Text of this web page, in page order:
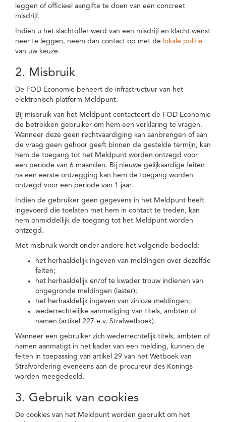
leggen of officieel aangifte te doen van een concreet
misdrijf.
Indien u het slachtoffer werd van een misdrijf en klacht wenst
neer te leggen, neem dan contact op met de lokale politie
van uw keuze.
2. Misbruik
De FOD Economie beheert de infrastructuur van het
elektronisch platform Meldpunt.
Bij misbruik van het Meldpunt contacteert de FOD Economie
de betrokken gebruiker om hem een verklaring te vragen.
Wanneer deze geen rechtvaardiging kan aanbrengen of aan
de vraag geen gehoor geeft binnen de gestelde termijn, kan
hem de toegang tot het Meldpunt worden ontzegd voor
een periode van 6 maanden. Bij nieuwe gelijkaardige feiten
na een eerste ontzegging kan hem de toegang worden
ontzegd voor een periode van 1 jaar.
Indien de gebruiker geen gegevens in het Meldpunt heeft
ingevoerd die toelaten met hem in contact te treden, kan
hem onmiddellijk de toegang tot het Meldpunt worden
ontzegd.
Met misbruik wordt onder andere het volgende bedoeld:
het herhaaldelijk ingeven van meldingen over dezelfde
feiten;
het herhaaldelijk en/of te kwader trouw indienen van
ongegronde meldingen (laster);
het herhaaldelijk ingeven van zinloze meldingen;
wederrechtelijke aanmatiging van titels, ambten of
namen (artikel 227 e.v. Strafwetboek).
Wanneer een gebruiker zich wederrechtelijk titels, ambten of
namen aanmatigt in het kader van een melding, kunnen de
feiten in toepassing van artikel 29 van het Wetboek van
Strafvordering eveneens aan de procureur des Konings
worden meegedeeld.
3. Gebruik van cookies
De cookies van het Meldpunt worden gebruikt om het